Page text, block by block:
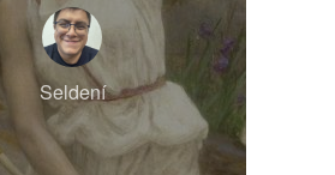
Seldení